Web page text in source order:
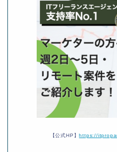
【公式HP】https://